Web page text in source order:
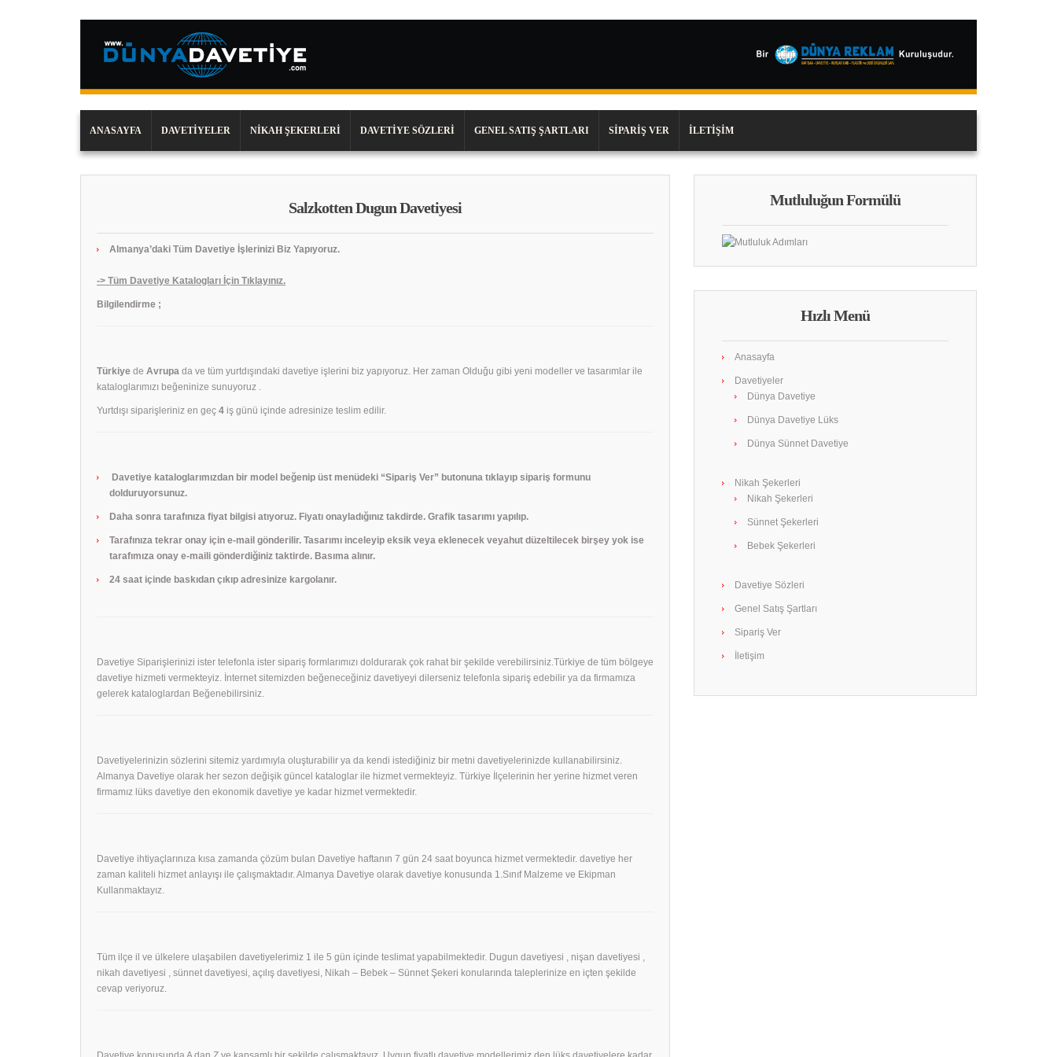
ANASAYFA DAVETIYELER NIKAH ŞEKERLERI DAVETIYE SÖZLERI GENEL SATIŞ ŞARTLARI SIPARIŞ VER İLETIŞIM
Salzkotten Dugun Davetiyesi
Almanya’daki Tüm Davetiye İşlerinizi Biz Yapıyoruz.
-> Tüm Davetiye Katalogları İçin Tıklayınız.
Bilgilendirme ;
Türkiye de Avrupa da ve tüm yurtdışındaki davetiye işlerini biz yapıyoruz. Her zaman Olduğu gibi yeni modeller ve tasarımlar ile
kataloglarımızı beğeninize sunuyoruz .
Yurtdışı siparişleriniz en geç 4 iş günü içinde adresinize teslim edilir.
Davetiye kataloglarımızdan bir model beğenip üst menüdeki “Sipariş Ver” butonuna tıklayıp sipariş formunu
dolduruyorsunuz.
Daha sonra tarafınıza fiyat bilgisi atıyoruz. Fiyatı onayladığınız takdirde. Grafik tasarımı yapılıp.
Tarafınıza tekrar onay için e-mail gönderilir. Tasarımı inceleyip eksik veya eklenecek veyahut düzeltilecek birşey yok ise
tarafımıza onay e-maili gönderdiğiniz taktirde. Basıma alınır.
24 saat içinde baskıdan çıkıp adresinize kargolanır.
Davetiye Siparişlerinizi ister telefonla ister sipariş formlarımızı doldurarak çok rahat bir şekilde verebilirsiniz.Türkiye de tüm bölgeye
davetiye hizmeti vermekteyiz. İnternet sitemizden beğeneceğiniz davetiyeyi dilerseniz telefonla sipariş edebilir ya da firmamıza
gelerek kataloglardan Beğenebilirsiniz.
Davetiyelerinizin sözlerini sitemiz yardımıyla oluşturabilir ya da kendi istediğiniz bir metni davetiyelerinizde kullanabilirsiniz.
Almanya Davetiye olarak her sezon değişik güncel kataloglar ile hizmet vermekteyiz. Türkiye İlçelerinin her yerine hizmet veren
firmamız lüks davetiye den ekonomik davetiye ye kadar hizmet vermektedir.
Davetiye ihtiyaçlarınıza kısa zamanda çözüm bulan Davetiye haftanın 7 gün 24 saat boyunca hizmet vermektedir. davetiye her
zaman kaliteli hizmet anlayışı ile çalışmaktadır. Almanya Davetiye olarak davetiye konusunda 1.Sınıf Malzeme ve Ekipman
Kullanmaktayız.
Tüm ilçe il ve ülkelere ulaşabilen davetiyelerimiz 1 ile 5 gün içinde teslimat yapabilmektedir. Dugun davetiyesi , nişan davetiyesi ,
nikah davetiyesi , sünnet davetiyesi, açılış davetiyesi, Nikah – Bebek – Sünnet Şekeri konularında taleplerinize en içten şekilde
cevap veriyoruz.
Mutluluğun Formülü
Hızlı Menü
Anasayfa
Davetiyeler
Dünya Davetiye
Dünya Davetiye Lüks
Dünya Sünnet Davetiye
Nikah Şekerleri
Nikah Şekerleri
Sünnet Şekerleri
Bebek Şekerleri
Davetiye Sözleri
Genel Satış Şartları
Sipariş Ver
İletişim